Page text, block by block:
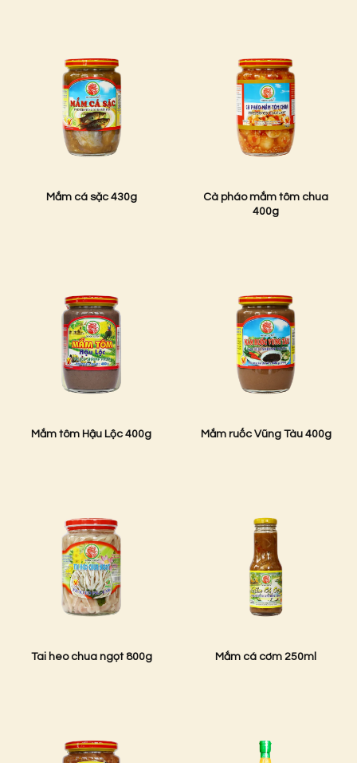
Mắm cá sặc 430g
Cà pháo mắm tôm chua
400g
Mắm tôm Hậu Lộc 400g Mắm ruốc Vũng Tàu 400g
Tai heo chua ngọt 800g Mắm cá cơm 250ml